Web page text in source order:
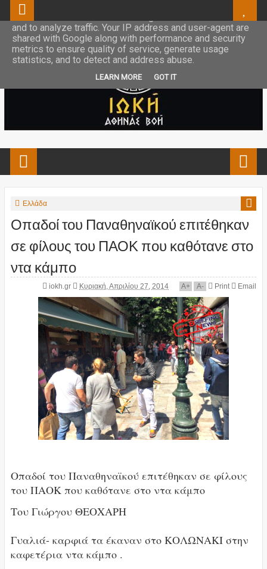
Ελλάδα
Οπαδοί του Παναθηναϊκού επιτέθηκαν
σε φίλους του ΠΑΟΚ που καθότανε στο
ντα κάμπο
iokh.gr Κυριακή, Απριλίου 27, 2014 A+ A- Print Email
Οπαδοί του Παναθηναϊκού επιτέθηκαν σε φίλους
του ΠΑΟΚ που καθότανε στο ντα κάμπο
Του Γιώργου ΘΕΟΧΑΡΗ
Γυαλιά- καρφιά τα έκαναν στο ΚΟΛΩΝΑΚΙ στην
καφετέρια ντα κάμπο .
This site uses cookies from Google to deliver its services
and to analyze traffic. Your IP address and user-agent are
shared with Google along with performance and security
metrics to ensure quality of service, generate usage
statistics, and to detect and address abuse.
LEARN MORE GOT IT